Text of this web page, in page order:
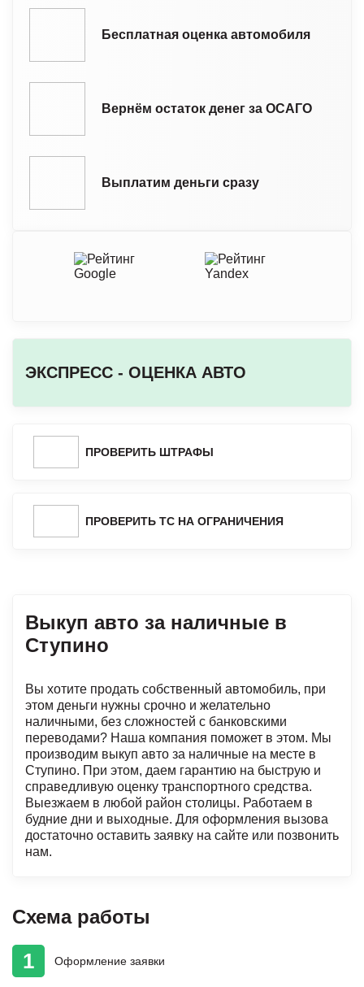
Бесплатная оценка автомобиля
Вернём остаток денег за ОСАГО
Выплатим деньги сразу
Выкуп авто за наличные в
Ступино
Вы хотите продать собственный автомобиль, при
этом деньги нужны срочно и желательно
наличными, без сложностей с банковскими
переводами? Наша компания поможет в этом. Мы
производим выкуп авто за наличные на месте в
Ступино. При этом, даем гарантию на быструю и
справедливую оценку транспортного средства.
Выезжаем в любой район столицы. Работаем в
будние дни и выходные. Для оформления вызова
достаточно оставить заявку на сайте или позвонить
нам.
Схема работы
1 Оформление заявки
ЭКСПРЕСС - ОЦЕНКА АВТО
ПРОВЕРИТЬ ШТРАФЫ
ПРОВЕРИТЬ ТС НА ОГРАНИЧЕНИЯ